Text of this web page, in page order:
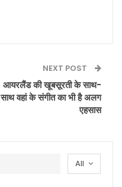
NEXT POST
आयरलैंड की खूबसूरती के साथ-
साथ वहां के संगीत का भी है अलग
एहसास
All